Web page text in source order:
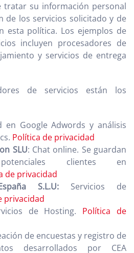
tratar su información personal
de los servicios solicitado y de
esta política. Los ejemplos de
incluyen procesadores de
y servicios de entrega
de servicios están los
en Google Adwords y análisis
Política de privacidad
SLU: Chat online. Se guardan
clientes en
de privacidad
S.L.U: Servicios de
privacidad
de Hosting. Política de
de encuestas y registro de
desarrollados por CEA